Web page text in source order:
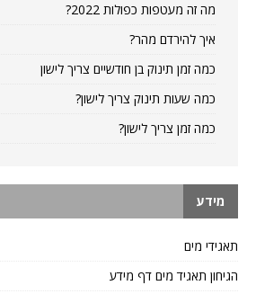
מה זה מעטפות כפולות 2022?
איך להירדם מהר?
כמה זמן תינוק בן חודשיים צריך לישון
כמה שעות תינוק צריך לישון?
כמה זמן צריך לישון?
מידע
תאגידי מים
הגיחון תאגיד מים דף מידע